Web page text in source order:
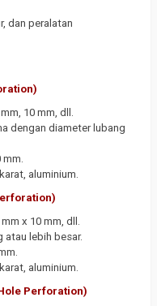
dan peralatan
10 mm, dll.
dengan diameter lubang
aluminium.
x 10 mm, dll.
atau lebih besar.
aluminium.
Perforation)